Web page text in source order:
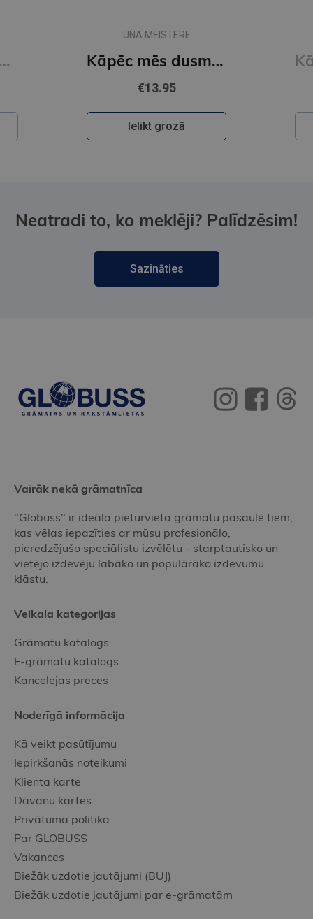
riebums?
UNA MEISTERE
Kāpēc mēs dusmojamies?
€13.95
Ielikt grozā
Neatradi to, ko meklēji? Palīdzēsim!
Sazināties
Vairāk nekā grāmatnīca
"Globuss" ir ideāla pieturvieta grāmatu pasaulē tiem,
kas vēlas iepazīties ar mūsu profesionālo,
pieredzējušo speciālistu izvēlētu - starptautisko un
vietējo izdevēju labāko un populārāko izdevumu
klāstu.
Veikala kategorijas
Grāmatu katalogs
E-grāmatu katalogs
Kancelejas preces
Noderīgā informācija
Kā veikt pasūtījumu
Iepirkšanās noteikumi
Klienta karte
Dāvanu kartes
Privātuma politika
Par GLOBUSS
Vakances
Biežāk uzdotie jautājumi (BUJ)
Biežāk uzdotie jautājumi par e-grāmatām